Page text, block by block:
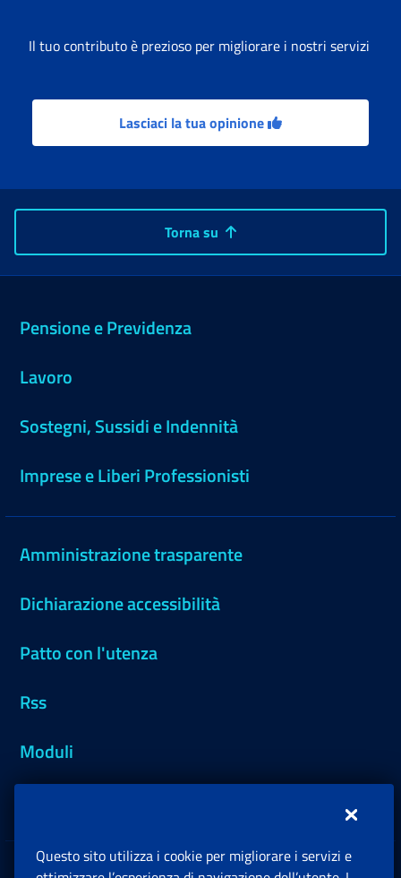
Il tuo contributo è prezioso per migliorare i nostri servizi
Lasciaci la tua opinione
Torna su
Pensione e Previdenza
Lavoro
Sostegni, Sussidi e Indennità
Imprese e Liberi Professionisti
Amministrazione trasparente
Dichiarazione accessibilità
Patto con l'utenza
Rss
Moduli
Sedi e Contatti
Questo sito utilizza i cookie per migliorare i servizi e